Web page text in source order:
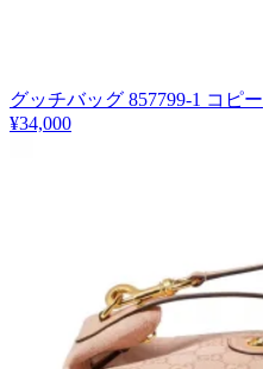
グッチバッグ 857799-1 コピー
¥34,000